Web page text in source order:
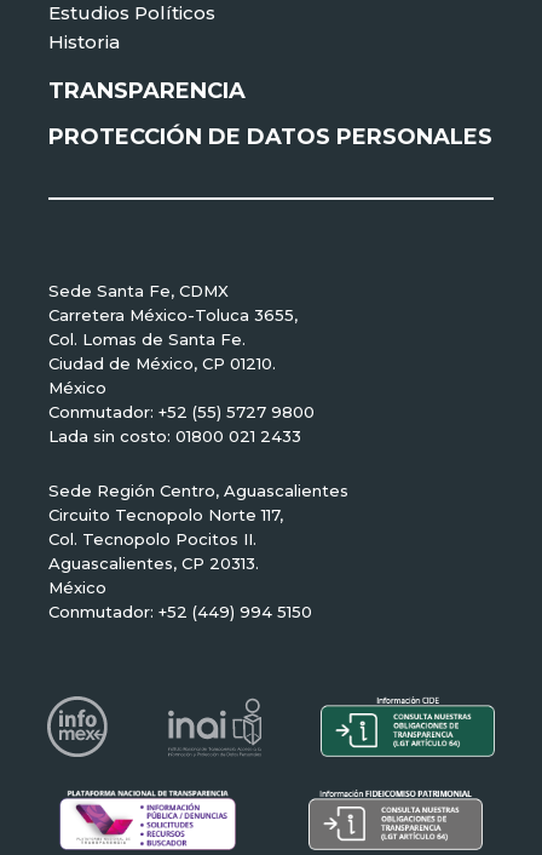
Estudios Políticos
Historia
TRANSPARENCIA
PROTECCIÓN DE DATOS PERSONALES
Sede Santa Fe, CDMX
Carretera México-Toluca 3655,
Col. Lomas de Santa Fe.
Ciudad de México, CP 01210.
México
Conmutador: +52 (55) 5727 9800
Lada sin costo: 01800 021 2433
Sede Región Centro, Aguascalientes
Circuito Tecnopolo Norte 117,
Col. Tecnopolo Pocitos II.
Aguascalientes, CP 20313.
México
Conmutador: +52 (449) 994 5150